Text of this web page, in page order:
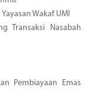
Wakaf UMI
Transaksi Nasabah
Pembiayaan Emas